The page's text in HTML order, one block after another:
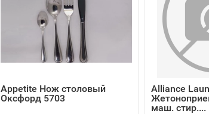
Appetite Нож столовый
Оксфорд 5703
Alliance
маш. cтир....